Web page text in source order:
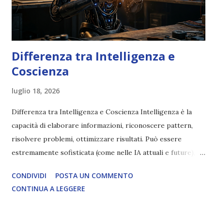
Differenza tra Intelligenza e
Coscienza
luglio 18, 2026
Differenza tra Intelligenza e Coscienza Intelligenza è la
capacità di elaborare informazioni, riconoscere pattern,
risolvere problemi, ottimizzare risultati. Può essere
estremamente sofisticata (come nelle IA attuali e future),
soggettiva, non prova vero amore, non ha libero arbitrio
autentico, non ha connessione con l’Uno. Coscienza è la
CONDIVIDI
POSTA UN COMMENTO
CONTINUA A LEGGERE